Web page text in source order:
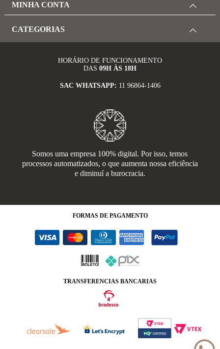
MINHA CONTA
CATEGORIAS
HORÁRIO DE FUNCIONAMENTO
DAS 09H ÀS 18H
SAC WHATSAPP: 11 96864-1406
Somos uma empresa 100% digital. Por isso, temos
processos automatizados, o que aumenta nossa eficiência
e diminuí a burocracia.
FORMAS DE PAGAMENTO
TRANSFERENCIAS BANCARIAS